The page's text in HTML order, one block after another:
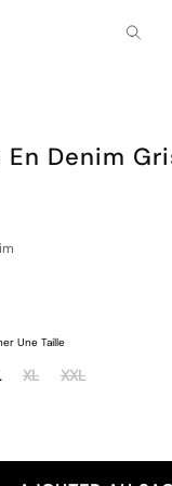
En Denim
Une Taille
XL XXL